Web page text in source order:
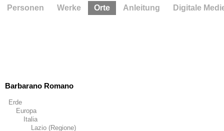
Barbarano Romano
Erde
Europa
Italia
Lazio (Regione)
Personen Werke Orte Anleitung Digitale